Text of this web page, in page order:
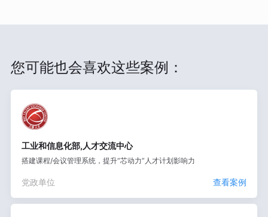
您可能也会喜欢这些案例：
工业和信息化部,人才交流中心
搭建课程/会议管理系统，提升“芯动力”人才计划影响力
党政单位 查看案例